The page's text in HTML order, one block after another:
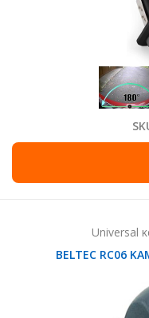
Universal
BELTEC RC06